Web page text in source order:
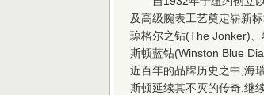
及高级腕表工艺奠定崭新
琼格尔之钻(The Jonker)
斯顿蓝钻(Winston Blue
近百年的品牌历史之中,海
斯顿延续其不灭的传奇,继